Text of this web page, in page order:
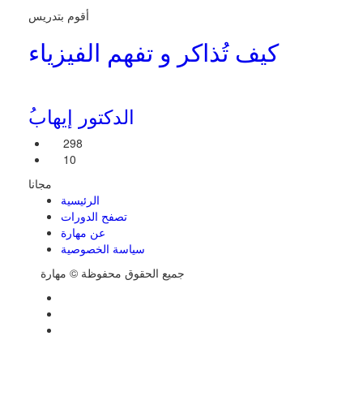
أقوم بتدريس
كيف تُذاكر و تفهم الفيزياء
ُالدكتور إيهاب
298
10
مجانا
الرئيسية
تصفح الدورات
عن مهارة
سياسة الخصوصية
جميع الحقوق محفوظة © مهارة